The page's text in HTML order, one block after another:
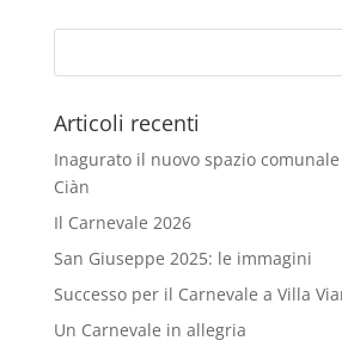
Articoli recenti
Inagurato il nuovo spazio
Ciàn
Il Carnevale 2026
San Giuseppe 2025: le immagini
Successo per il Carnevale a Villa
Un Carnevale in allegria